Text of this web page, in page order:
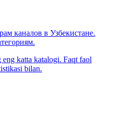
каналов в Узбекистане.
katta katalogi. Faqt faol
bilan.